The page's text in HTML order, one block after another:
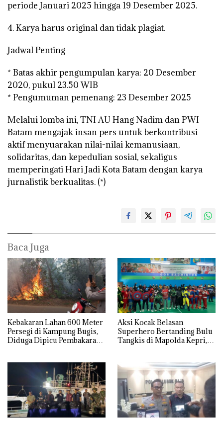
periode Januari 2025 hingga 19 Desember 2025.
4. Karya harus original dan tidak plagiat.
Jadwal Penting
* Batas akhir pengumpulan karya: 20 Desember
2020, pukul 23.50 WIB
* Pengumuman pemenang: 23 Desember 2025
Melalui lomba ini, TNI AU Hang Nadim dan PWI
Batam mengajak insan pers untuk berkontribusi
aktif menyuarakan nilai-nilai kemanusiaan,
solidaritas, dan kepedulian sosial, sekaligus
memperingati Hari Jadi Kota Batam dengan karya
jurnalistik berkualitas. (*)
Baca Juga
Kebakaran Lahan 600 Meter
Persegi di Kampung Bugis,
Diduga Dipicu Pembakaran
Aksi Kocak Belasan
Superhero Bertanding Bulu
Tangkis di Mapolda Kepri,